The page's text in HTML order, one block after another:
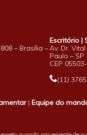
– Brasília –
Escritório |
Av. Dr.
Paulo – SP
CEP
(11)
|Equipe do